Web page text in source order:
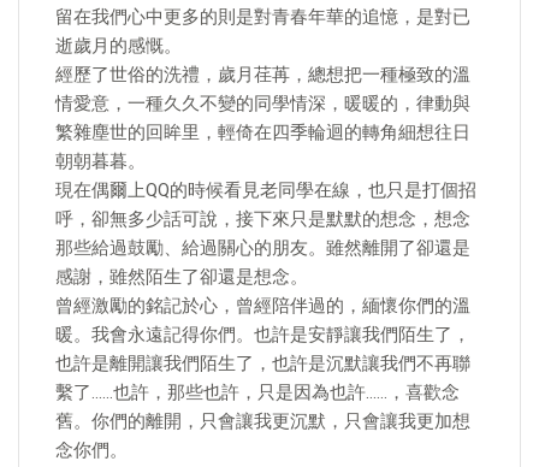
留在我們心中更多的則是對青春年華的追憶，是對已
逝歲月的感慨。
經歷了世俗的洗禮，歲月荏苒，總想把一種極致的溫
情愛意，一種久久不變的同學情深，暖暖的，律動與
繁雜塵世的回眸里，輕倚在四季輪迴的轉角細想往日
朝朝暮暮。
現在偶爾上QQ的時候看見老同學在線，也只是打個招
呼，卻無多少話可說，接下來只是默默的想念，想念
那些給過鼓勵、給過關心的朋友。雖然離開了卻還是
感謝，雖然陌生了卻還是想念。
曾經激勵的銘記於心，曾經陪伴過的，緬懷你們的溫
暖。我會永遠記得你們。也許是安靜讓我們陌生了，
也許是離開讓我們陌生了，也許是沉默讓我們不再聯
繫了……也許，那些也許，只是因為也許……，喜歡念
舊。你們的離開，只會讓我更沉默，只會讓我更加想
念你們。